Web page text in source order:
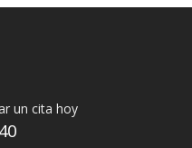
un cita hoy